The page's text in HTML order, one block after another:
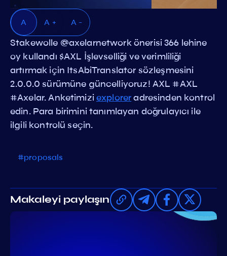
A A + A -
Stakewolle @axelarnetwork önerisi 366 lehine
oy kullandı $AXL İşlevselliği ve verimliliği
artırmak için ItsAbiTranslator sözleşmesini
2.0.0.0 sürümüne güncelliyoruz! AXL #AXL
#Axelar. Anketimiziexploreradresinden kontrol
edin. Para birimini tanımlayan doğrulayıcı ile
ilgili kontrolü seçin.
#proposals
Makaleyi paylaşın